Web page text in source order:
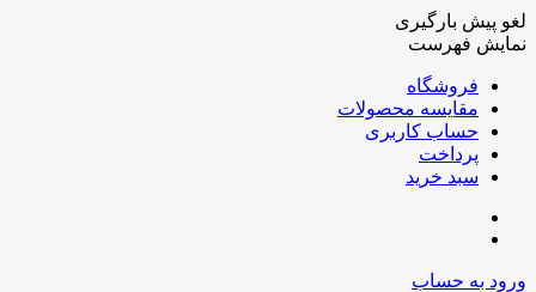
لغو پیش بارگیری
نمایش فهرست
فروشگاه
مقایسه محصولات
حساب کاربری
پرداخت
سبد خرید
ورود به حساب